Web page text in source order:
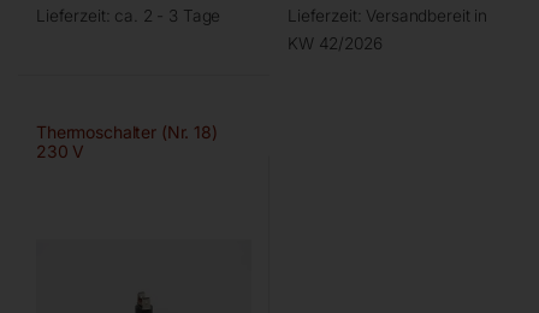
Lieferzeit: ca. 2 - 3 Tage
Lieferzeit: Versandbereit in
KW 42/2026
Thermoschalter (Nr. 18)
230 V